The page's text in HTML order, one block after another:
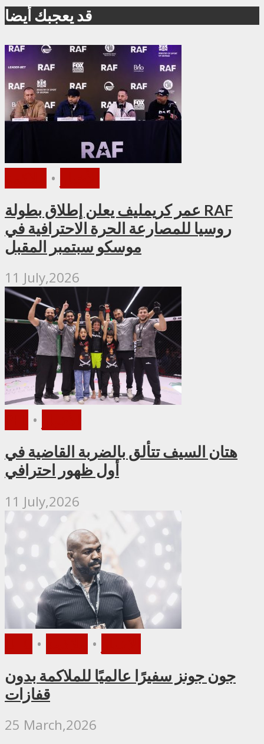
قد يعجبك أيضا
•
عمر كريمليف يعلن إطلاق بطولة RAF
روسيا للمصارعة الحرة الاحترافية في
موسكو سبتمبر المقبل
11 July,2026
•
هتان السيف تتألق بالضربة القاضية في
أول ظهور احترافي
11 July,2026
• •
جون جونز سفيرًا عالميًا للملاكمة بدون
قفازات
25 March,2026